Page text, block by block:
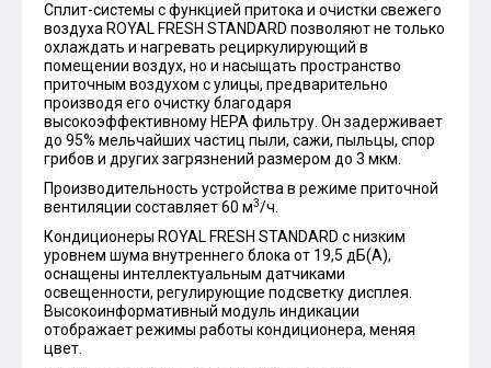
Сплит-системы с функцией притока и очистки свежего
воздуха ROYAL FRESH STANDARD позволяют не только
охлаждать и нагревать рециркулирующий в
помещении воздух, но и насыщать пространство
приточным воздухом с улицы, предварительно
производя его очистку благодаря
высокоэффективному HEPA фильтру. Он задерживает
до 95% мельчайших частиц пыли, сажи, пыльцы, спор
грибов и других загрязнений размером до 3 мкм.
Производительность устройства в режиме приточной
вентиляции составляет 60 м3/ч.
Кондиционеры ROYAL FRESH STANDARD c низким
уровнем шума внутреннего блока от 19,5 дБ(А),
оснащены интеллектуальным датчиками
освещенности, регулирующие подсветку дисплея.
Высокоинформативный модуль индикации
отображает режимы работы кондиционера, меняя
цвет.